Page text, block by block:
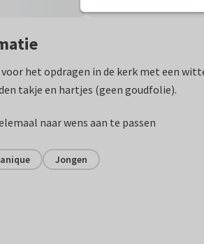
het opdragen in de kerk met een
takje en hartjes (geen goudfolie).
naar wens aan te passen
Jongen